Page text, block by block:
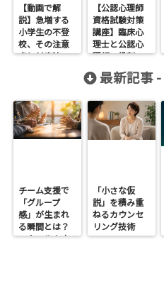
【動画で解
説】急増する
小学生の不登
校、その注意
点と対応法
【公認心理師
資格試験対策
講座】臨床心
理士と公認心
理師の役割の
最新記事 -
チーム支援で
「グループ
感」が生まれ
る瞬間とは？
スクールカウ
「小さな仮
説」を積み重
ねるカウンセ
リング技術